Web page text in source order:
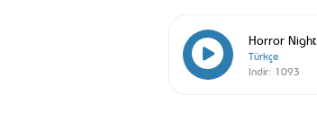
Horror Night
Türkçe
İndir: 1093